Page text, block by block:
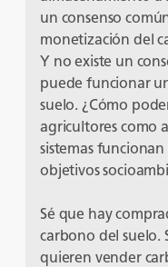
un consenso
monetización del
Y no existe un
puede funcionar
suelo. ¿Cómo
agricultores como
sistemas
objetivos
Sé que hay
carbono del suelo.
quieren vender